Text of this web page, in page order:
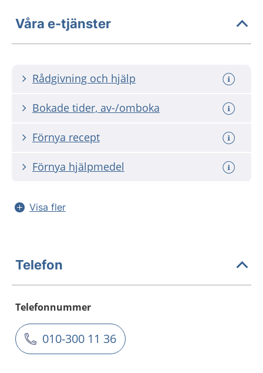
Våra e-tjänster
Rådgivning och hjälp
Bokade tider, av-/omboka
Förnya recept
Förnya hjälpmedel
Visa fler
Telefon
Telefonnummer
010-300 11 36